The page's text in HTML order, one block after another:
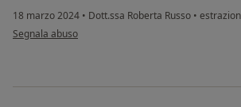
18 marzo 2024 • Dott.ssa Roberta Russo •
secondo l'opinione dell'utente SAGLIMBENI Giuseppe
Segnala abuso